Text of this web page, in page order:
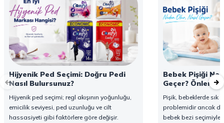
Hijyenik Ped Seçimi: Doğru Pedi
Nasıl Bulursunuz?
Hijyenik ped seçimi; regl akışının yoğunluğu,
emicilik seviyesi, ped uzunluğu ve cilt
hassasiyeti gibi faktörlere göre değişir.
Bebek Pişiği
Geçer? Önleme
Pişik, bebeklerde sık
problemidir ancak
bebek bezi seçimiyle